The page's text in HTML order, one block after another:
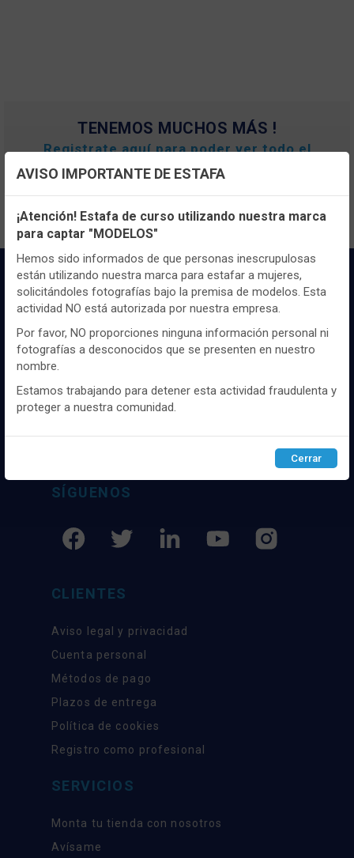
TENEMOS MUCHOS MÁS !
Registrateaquípara poder ver todo el
contenido y los precios.
Distribuidor y mayorista textil de las mejores
marcaas de ropa y complementos del
mercado, marcas tanto nacionales como
experiencia como proveedor de los mejores
SÍGUENOS
CLIENTES
Aviso legal y privacidad
Cuenta personal
Métodos de pago
Plazos de entrega
Política de cookies
Registro como profesional
SERVICIOS
Monta tu tienda con nosotros
Avísame
Configuración de cookies
Utilizamos cookies propias y de terceros, de sesión o
persistentes, para hacer funcionar de manera segura nuestra
página web y personalizar su contenido.
Igualmente, utilizamos cookies para medir y obtener datos de
la navegación que realizas y para ajustar el contenido a tus
gustos y preferencias.
Puedesconfigurary aceptar el uso de cookies a tu gusto.
Para obtener más información visita nuestra
cookies .
Configurar Rechazar ACEPTAR
AVISO IMPORTANTE DE ESTAFA
¡Atención! Estafa de curso utilizando nuestra marca
para captar "MODELOS"
Hemos sido informados de que personas inescrupulosas
están utilizando nuestra marca para estafar a mujeres,
solicitándoles fotografías bajo la premisa de modelos. Esta
actividad NO está autorizada por nuestra empresa.
Por favor, NO proporciones ninguna información personal ni
fotografías a desconocidos que se presenten en nuestro
nombre.
Estamos trabajando para detener esta actividad fraudulenta y
proteger a nuestra comunidad.
Cerrar